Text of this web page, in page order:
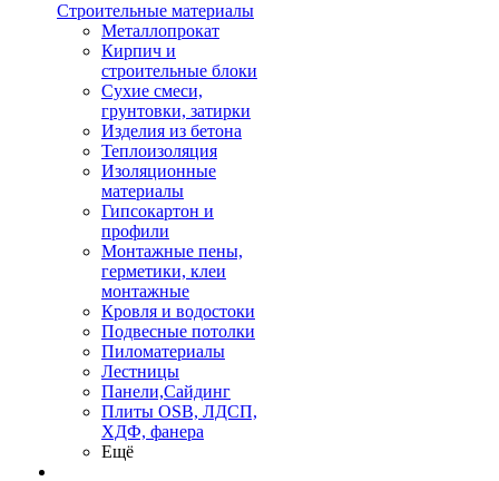
Строительные материалы
Металлопрокат
Кирпич и
строительные блоки
Сухие смеси,
грунтовки, затирки
Изделия из бетона
Теплоизоляция
Изоляционные
материалы
Гипсокартон и
профили
Монтажные пены,
герметики, клеи
монтажные
Кровля и водостоки
Подвесные потолки
Пиломатериалы
Лестницы
Панели,Сайдинг
Плиты OSB, ЛДСП,
ХДФ, фанера
Ещё